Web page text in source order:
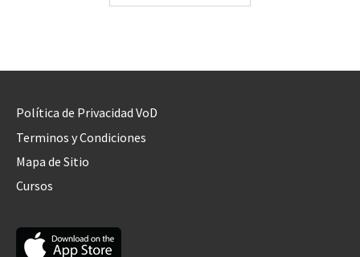
Política de Privacidad VoD
Terminos y Condiciones
Mapa de Sitio
Cursos